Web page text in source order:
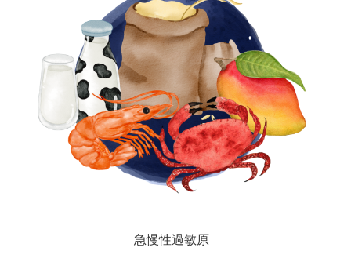
急慢性過敏原